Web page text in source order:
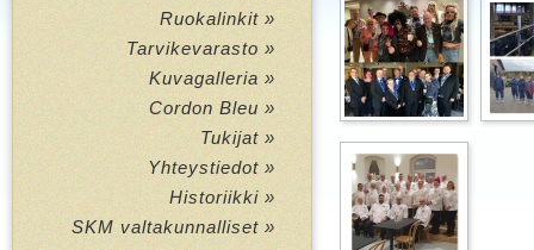
Ruokalinkit »
Tarvikevarasto »
Kuvagalleria »
Cordon Bleu »
Tukijat »
Yhteystiedot »
Historiikki »
SKM valtakunnalliset »